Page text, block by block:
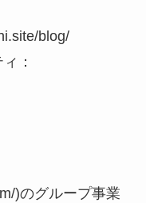
blog/
：
)のグループ事業